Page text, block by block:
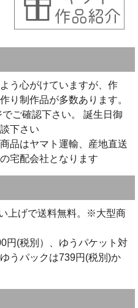
う心がけていますが、作
り制作品が多数あります。
ご確認下さい。 誕生日御
下さい
品はヤマト運輸、産地直送
宅配会社となります
上げで送料無料。※大型商
円(税別）、ゆうパケット対
うパックは739円(税別)か